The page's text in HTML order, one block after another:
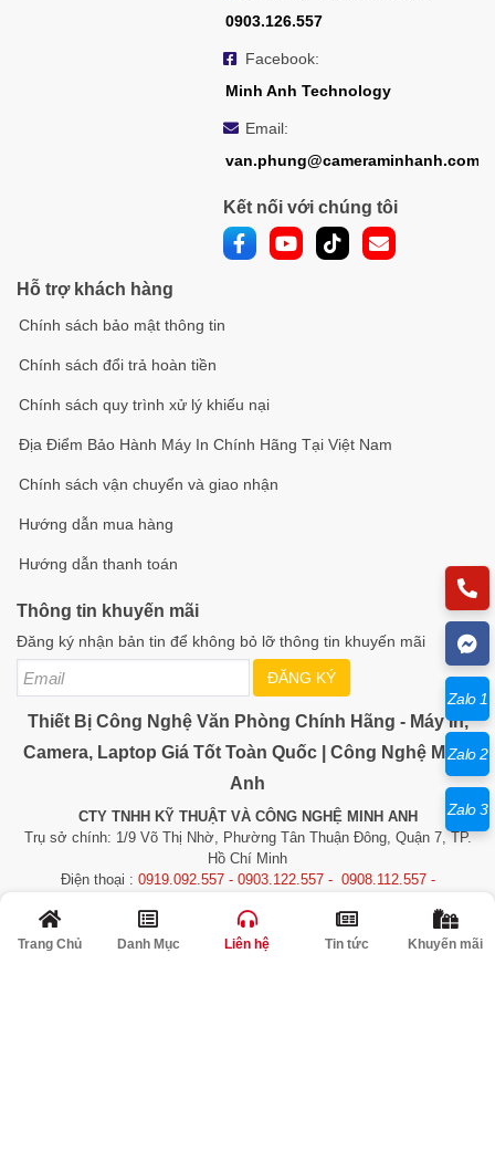
0903.126.557
Facebook:
Minh Anh Technology
Email:
van.phung@cameraminhanh.com
Kết nối với chúng tôi
Hỗ trợ khách hàng
Chính sách bảo mật thông tin
Chính sách đổi trả hoàn tiền
Chính sách quy trình xử lý khiếu nại
Địa Điểm Bảo Hành Máy In Chính Hãng Tại Việt Nam
Chính sách vận chuyển và giao nhận
Hướng dẫn mua hàng
Hướng dẫn thanh toán
Thông tin khuyến mãi
Đăng ký nhận bản tin để không bỏ lỡ thông tin khuyến mãi
ĐĂNG KÝ
Thiết Bị Công Nghệ Văn Phòng Chính Hãng - Máy In,
Camera, Laptop Giá Tốt Toàn Quốc | Công Nghệ Minh
Anh
CTY TNHH KỸ THUẬT VÀ CÔNG NGHỆ MINH ANH
Trụ sở chính: 1/9 Võ Thị Nhờ, Phường Tân Thuận Đông, Quận 7, TP.
Hồ Chí Minh
Điện thoại : 0919.092.557 - 0903.122.557 - 0908.112.557 -
GPĐKKD số 0305546932 do Sở KHĐT Tp.Hồ Chí Minh cấp ngày
29/02/2008
Trang Chủ Danh Mục Liên hệ Tin tức Khuyến mãi
Zalo 1
Zalo 2
Zalo 3